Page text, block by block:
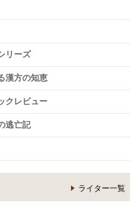
リーズ
漢方の知恵
クレビュー
逃亡記
ライター一覧